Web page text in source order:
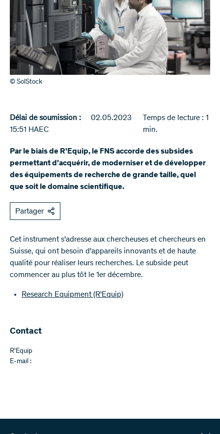
© SolStock
Délai de soumission :
02.05.2023
15:51 HAEC
Temps de lecture : 1
min.
Par le biais de R'Equip, le FNS accorde des subsides
permettant d'acquérir, de moderniser et de développer
des équipements de recherche de grande taille, quel
que soit le domaine scientifique.
Partager
Cet instrument s'adresse aux chercheuses et chercheurs en
Suisse, qui ont besoin d'appareils innovants et de haute
qualité pour réaliser leurs recherches. Le subside peut
commencer au plus tôt le 1er décembre.
Research Equipment (R'Equip)
Contact
R'Equip
E-mail :